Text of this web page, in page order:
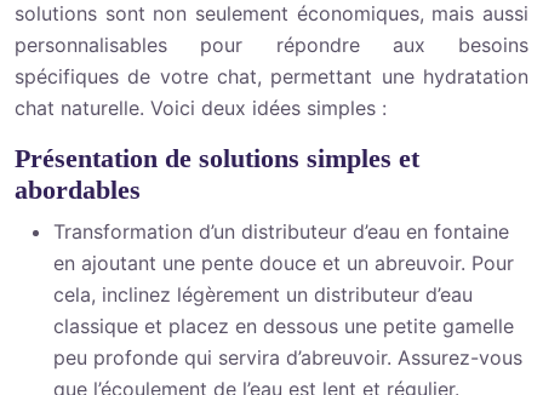
solutions sont non seulement économiques, mais aussi
personnalisables pour répondre aux besoins
spécifiques de votre chat, permettant une hydratation
chat naturelle. Voici deux idées simples :
Présentation de solutions simples et
abordables
Transformation d’un distributeur d’eau en fontaine
en ajoutant une pente douce et un abreuvoir. Pour
cela, inclinez légèrement un distributeur d’eau
classique et placez en dessous une petite gamelle
peu profonde qui servira d’abreuvoir. Assurez-vous
que l’écoulement de l’eau est lent et régulier.